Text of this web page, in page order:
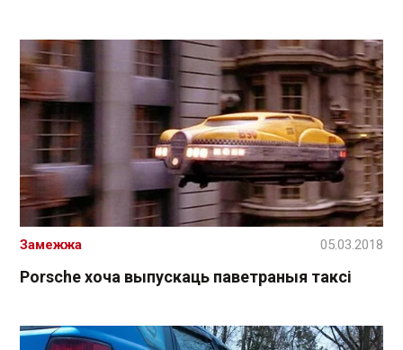
Porsche хоча выпускаць паветраныя таксі
Замежжа 05.03.2018